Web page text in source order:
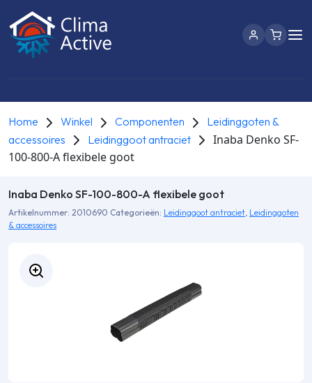
Home Winkel Componenten
Leidinggoten &
accessoires
Leidinggoot antraciet
Inaba Denko SF-
100-800-A flexibele goot
Inaba Denko SF-100-800-A flexibele goot
Artikelnummer: 2010690 Categorieën: Leidinggoot antraciet, Leidinggoten
& accessoires